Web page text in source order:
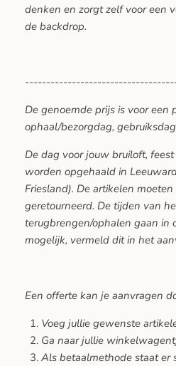
denken en zorgt zelf voor een
de backdrop.
De genoemde prijs is voor een
ophaal/bezorgdag,
De dag voor jouw bruiloft,
worden opgehaald in
Friesland). De artikelen
geretourneerd. De tijden van
terugbrengen/ophalen gaan in
mogelijk, vermeld dit in het
Een offerte kan je aanvragen
Voeg jullie gewenste
Ga naar jullie
Als betaalmethode staat er